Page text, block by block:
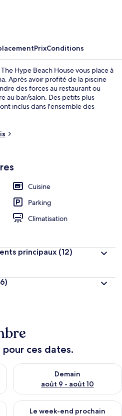
PrixConditions
Hype Beach House vous place à
Après avoir profité de la piscine
des forces au restaurant ou
au bar/salon. Des petits plus
inclus dans l'ensemble des
Cuisine
Parking
Climatisation
principaux (12)
ces dates.
soir août 8 - août 9
Demain
août 9 - août 10
Vérifier la disponibilité pour
week-end août 14 - août 16
Le week-end prochain
Vérifier la disponibilité pour